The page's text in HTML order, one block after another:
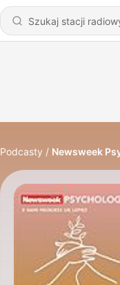
Podcasty Newsweek